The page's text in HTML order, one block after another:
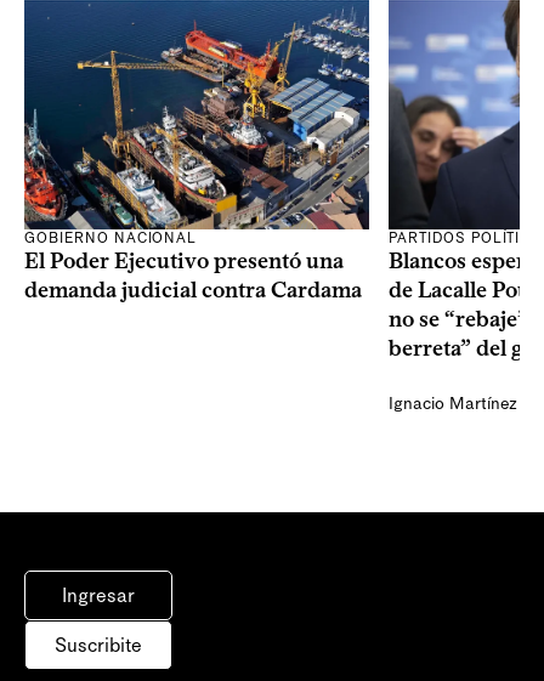
GOBIERNO NACIONAL
El Poder Ejecutivo presentó una
demanda judicial contra Cardama
PARTIDOS
Blancos
de Lacalle Pou
no se “rebaje”
berreta” del
Ignacio Martínez
Ingresar
Suscribite